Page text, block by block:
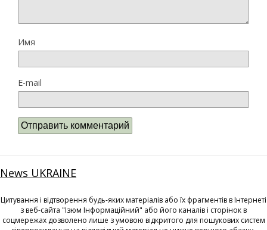
Имя
E-mail
News UKRAINE
Цитування і відтворення будь-яких матеріалів або їх фрагментів в Інтернеті
з веб-сайта "Ізюм Інформаційний" або його каналів і сторінок в
соцмережах дозволено лише з умовою відкритого для пошукових систем